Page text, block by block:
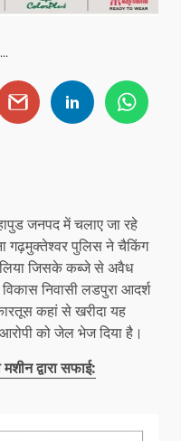
जनपद में चलाए जा रहे
गढ़मुक्तेश्वर पुलिस ने चैकिंग
लिया जिसके कब्जे से अवैध
निवासी लडपुरा आदर्श
कहां से खरीदा यह
को जेल भेज दिया है।
द्वारा सफाई: